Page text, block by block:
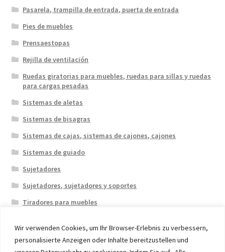
Wir verwenden Cookies, um Ihr Browser-Erlebnis zu verbessern,
personalisierte Anzeigen oder Inhalte bereitzustellen und
Pasarela, trampilla de entrada, puerta de entrada
Pies de muebles
Prensaestopas
Rejilla de ventilación
Ruedas giratorias para muebles, ruedas para sillas y ruedas
para cargas pesadas
Sistemas de aletas
Sistemas de bisagras
Sistemas de cajas, sistemas de cajones, cajones
Sistemas de guiado
Sujetadores
Sujetadores, sujetadores y soportes
Tiradores para muebles